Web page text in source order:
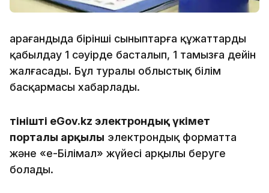
Қарағандыда бірінші сыныптарға құжаттарды
қабылдау 1 сәуірде басталып, 1 тамызға дейін
жалғасады. Бұл туралы облыстық білім
басқармасы хабарлады.
Өтінішті eGov.kz электрондық үкімет
порталы арқылы электрондық форматта
және «е-Білімал» жүйесі арқылы беруге
болады.